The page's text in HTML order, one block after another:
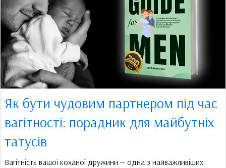
Як бути чудовим партнером під час
вагітності: порадник для майбутніх
татусів
Вагітність вашої коханої дружини — одна з найважливіших